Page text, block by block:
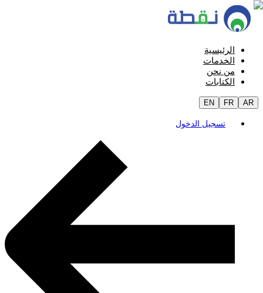
الرئيسية
الخدمات
من نحن
الكتابات
EN FR AR
تسجيل الدخول